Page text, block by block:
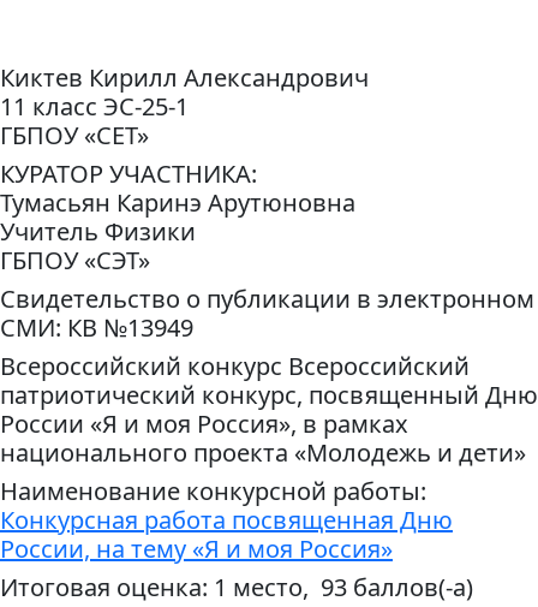
Киктев Кирилл Александрович
11 класс ЭС-25-1
ГБПОУ «СЕТ»
КУРАТОР УЧАСТНИКА:
Тумасьян Каринэ Арутюновна
Учитель Физики
ГБПОУ «СЭТ»
Свидетельство о публикации в электронном
СМИ: КВ №13949
Всероссийский конкурс Всероссийский
патриотический конкурс, посвященный Дню
России «Я и моя Россия», в рамках
национального проекта «Молодежь и дети»
Наименование конкурсной работы:
Конкурсная работа посвященная Дню
России, на тему «Я и моя Россия»
Итоговая оценка: 1 место, 93 баллов(-а)